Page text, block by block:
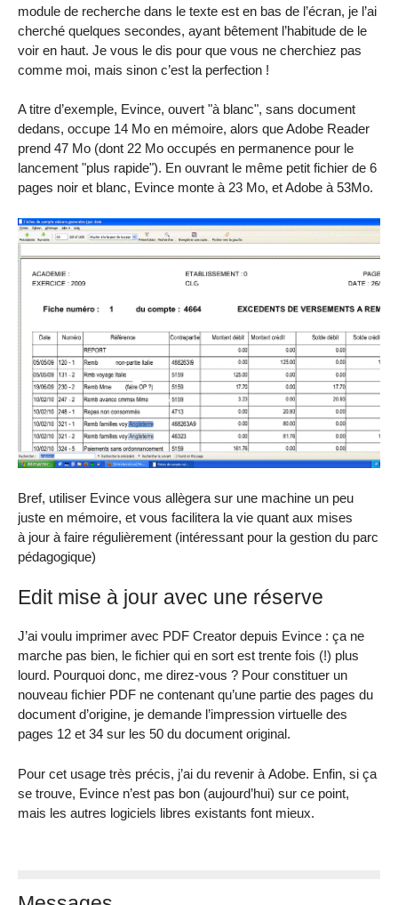
module de recherche dans le texte est en bas de l’écran, je l’ai
cherché quelques secondes, ayant bêtement l’habitude de le
voir en haut. Je vous le dis pour que vous ne cherchiez pas
comme moi, mais sinon c’est la perfection !
A titre d’exemple, Evince, ouvert "à blanc", sans document
dedans, occupe 14 Mo en mémoire, alors que Adobe Reader
prend 47 Mo (dont 22 Mo occupés en permanence pour le
lancement "plus rapide"). En ouvrant le même petit fichier de 6
pages noir et blanc, Evince monte à 23 Mo, et Adobe à 53Mo.
Bref, utiliser Evince vous allègera sur une machine un peu
juste en mémoire, et vous facilitera la vie quant aux mises
à jour à faire régulièrement (intéressant pour la gestion du parc
pédagogique)
Edit mise à jour avec une réserve
J’ai voulu imprimer avec PDF Creator depuis Evince : ça ne
marche pas bien, le fichier qui en sort est trente fois (!) plus
lourd. Pourquoi donc, me direz-vous ? Pour constituer un
nouveau fichier PDF ne contenant qu’une partie des pages du
document d’origine, je demande l’impression virtuelle des
pages 12 et 34 sur les 50 du document original.
Pour cet usage très précis, j’ai du revenir à Adobe. Enfin, si ça
se trouve, Evince n’est pas bon (aujourd’hui) sur ce point,
mais les autres logiciels libres existants font mieux.